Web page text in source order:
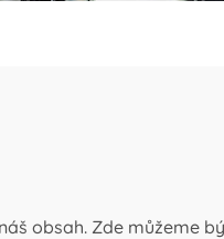
obsah. Zde můžeme